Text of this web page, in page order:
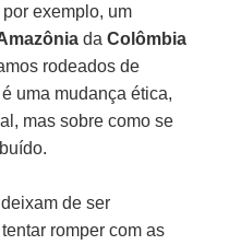
exemplo, um
daColômbia
rodeados de
uma mudança ética,
mas sobre como se
de ser
romper com as